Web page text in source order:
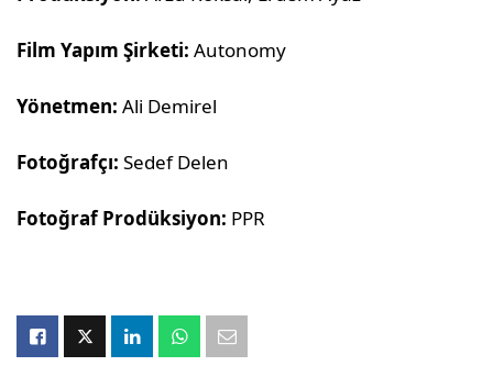
Film Yapım Şirketi: Autonomy
Yönetmen: Ali Demirel
Fotoğrafçı: Sedef Delen
Fotoğraf Prodüksiyon: PPR